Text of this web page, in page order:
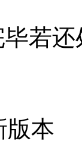
若
版本